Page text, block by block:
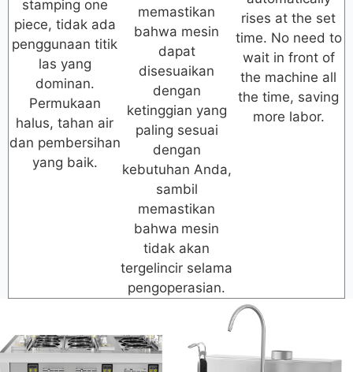
stamping one
piece, tidak ada
penggunaan titik
las yang
dominan.
Permukaan
halus, tahan air
dan pembersihan
yang baik.
memastikan
bahwa mesin
dapat
disesuaikan
dengan
ketinggian yang
paling sesuai
dengan
kebutuhan Anda,
sambil
memastikan
bahwa mesin
tidak akan
tergelincir selama
pengoperasian.
rises at the set
time. No need to
wait in front of
the machine all
the time, saving
more labor.